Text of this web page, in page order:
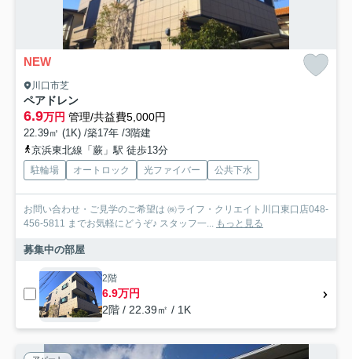
NEW
川口市芝
ペアドレン
6.9万円 管理/共益費5,000円
22.39㎡ (1K) /築17年 /3階建
京浜東北線「蕨」駅 徒歩13分
駐輪場 オートロック 光ファイバー 公共下水
お問い合わせ・ご見学のご希望は ㈱ライフ・クリエイト川口東口店048-
456-5811 までお気軽にどうぞ♪ スタッフ一...
もっと見る
募集中の部屋
2階
6.9万円
2階 / 22.39㎡ / 1K